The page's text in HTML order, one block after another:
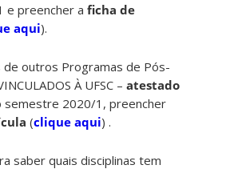
e preencher aficha de
aqui).
de outros Programas de Pós-
À UFSC –atestado
semestre 2020/1, preencher
(clique aqui) .
saber quais disciplinas tem